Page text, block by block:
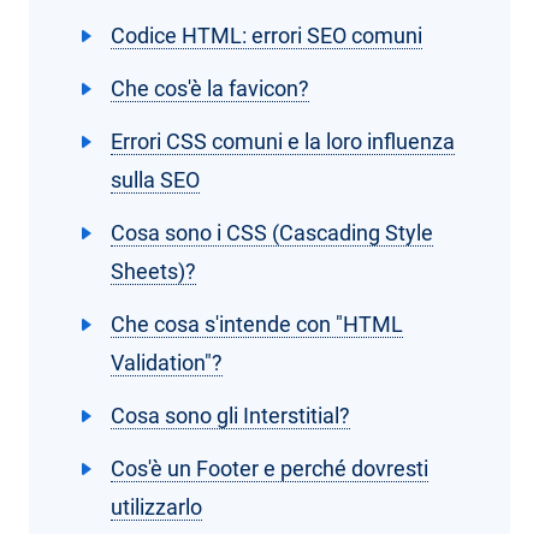
Codice HTML: errori SEO comuni
Che cos'è la favicon?
Errori CSS comuni e la loro influenza
sulla SEO
Cosa sono i CSS (Cascading Style
Sheets)?
Che cosa s'intende con "HTML
Validation"?
Cosa sono gli Interstitial?
Cos'è un Footer e perché dovresti
utilizzarlo